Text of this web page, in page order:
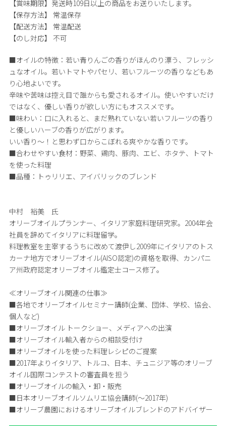
【賞味期限】 発送時109日以上の商品をお送りいたします。
【保存方法】
常温保存
【配送方法】
常温配送
【のし対応】
不可
■オイルの特徴：若い青りんごの香りがほんのり漂う、フレッシ
ュなオイル。若いトマトやパセリ、若いフルーツの香りなどもあ
り心地よいです。
辛味や苦味は控え目で誰からも愛されるオイル。使いやすいだけ
ではなく、優しい香りが欲しい方にもオススメです。
■味わい：口に入れると、まだ熟れていない若いフルーツの香り
と優しいハーブの香りが広がります。
いい香り～！と思わず口からこぼれる爽やかな香りです。
■合わせやすい食材：野菜、鶏肉、豚肉、エビ、ホタテ、トマト
を使った料理
■品種：トゥリリエ、アイバリックのブレンド
中村 裕美 氏
オリーブオイルプランナー、イタリア家庭料理研究家。2004年会
社員を辞めてイタリアに料理留学。
料理教室を主宰するうちに改めて渡伊し2009年にイタリアのトス
カーナ地方でオリーブオイル(AISO認定)の資格を取得、カンパニ
ア州政府認定オリーブオイル鑑定士コース修了。
≪オリーブオイル関連の仕事≫
■各地でオリーブオイルセミナー講師(企業、団体、学校、協会、
個人など)
■オリーブオイル トークショー、メディアへの出演
■オリーブオイル輸入者からの相談受付け
■オリーブオイルを使った料理レシピのご提案
■2017年よりイタリア、トルコ、日本、チュニジア等のオリーブ
オイル国際コンテストの審査員を担う
■オリーブオイルの輸入・卸・販売
■日本オリーブオイルソムリエ協会講師(～2017年)
■オリーブ農園におけるオリーブオイルブレンドのアドバイザー